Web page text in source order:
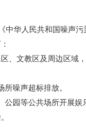
中华人民共和国噪声
、文教区及周边区域
噪声超标排放。
园等公共场所开展娱